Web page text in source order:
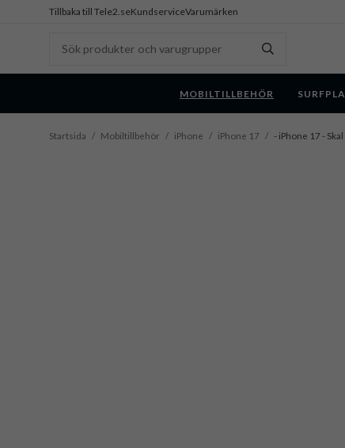
Tillbaka till Tele2.seKundserviceVarumärken
MOBILTILLBEHÖR
Startsida / Mobiltillbehör / iPhone / iPhone 17 / - iPhone 17 -